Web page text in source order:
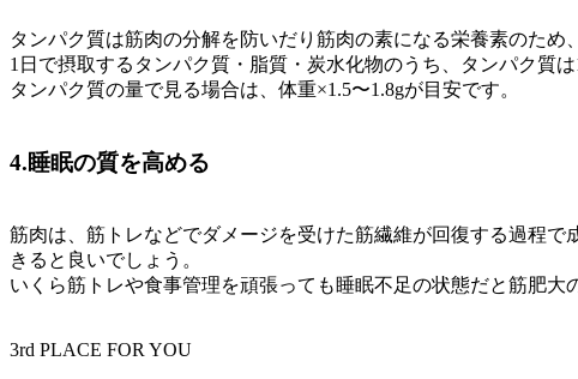
タンパク質は筋肉の分解を防いだり筋肉の素になる栄養素のため
1日で摂取するタンパク質・脂質・炭水化物のうち、タンパク質
タンパク質の量で見る場合は、体重×1.5〜1.8gが目安です。
4.睡眠の質を高める
筋肉は、筋トレなどでダメージを受けた筋繊維が回復する過程
きると良いでしょう。
いくら筋トレや食事管理を頑張っても睡眠不足の状態だと筋肥
3rd PLACE FOR YOU